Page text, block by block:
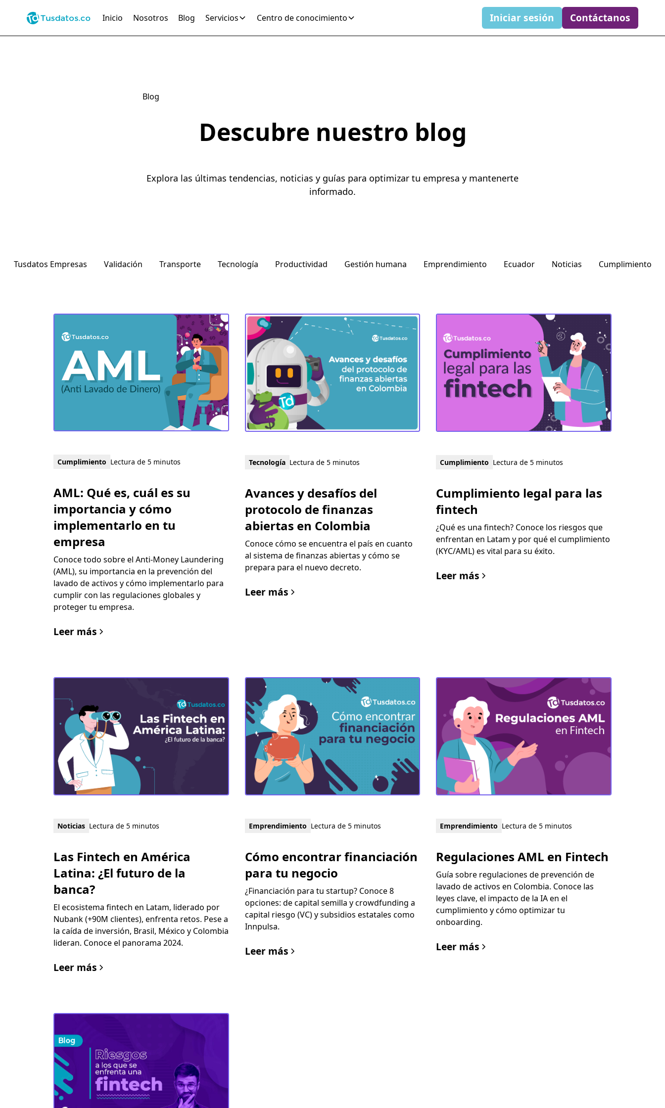
Inicio Nosotros Blog Servicios Centro de conocimiento Iniciar sesión Contáctanos
Blog
Descubre nuestro blog
Explora las últimas tendencias, noticias y guías para optimizar tu empresa y mantenerte
informado.
Tusdatos Empresas Validación Transporte Tecnología Productividad Gestión humana Emprendimiento Ecuador Noticias Cumplimiento
Cumplimiento Lectura de 5 minutos
AML: Qué es, cuál es su
importancia y cómo
implementarlo en tu
empresa
Conoce todo sobre el Anti-Money Laundering
(AML), su importancia en la prevención del
lavado de activos y cómo implementarlo para
cumplir con las regulaciones globales y
proteger tu empresa.
Leer más
Tecnología Lectura de 5 minutos
Avances y desafíos del
protocolo de finanzas
abiertas en Colombia
Conoce cómo se encuentra el país en cuanto
al sistema de finanzas abiertas y cómo se
prepara para el nuevo decreto.
Leer más
Cumplimiento Lectura de 5 minutos
Cumplimiento legal para las
fintech
¿Qué es una fintech? Conoce los riesgos que
enfrentan en Latam y por qué el cumplimiento
(KYC/AML) es vital para su éxito.
Leer más
Noticias Lectura de 5 minutos
Las Fintech en América
Latina: ¿El futuro de la
banca?
El ecosistema fintech en Latam, liderado por
Nubank (+90M clientes), enfrenta retos. Pese a
la caída de inversión, Brasil, México y Colombia
lideran. Conoce el panorama 2024.
Leer más
Emprendimiento Lectura de 5 minutos
Cómo encontrar financiación
para tu negocio
¿Financiación para tu startup? Conoce 8
opciones: de capital semilla y crowdfunding a
capital riesgo (VC) y subsidios estatales como
Innpulsa.
Leer más
Emprendimiento Lectura de 5 minutos
Regulaciones AML en Fintech
Guía sobre regulaciones de prevención de
lavado de activos en Colombia. Conoce las
leyes clave, el impacto de la IA en el
cumplimiento y cómo optimizar tu
onboarding.
Leer más